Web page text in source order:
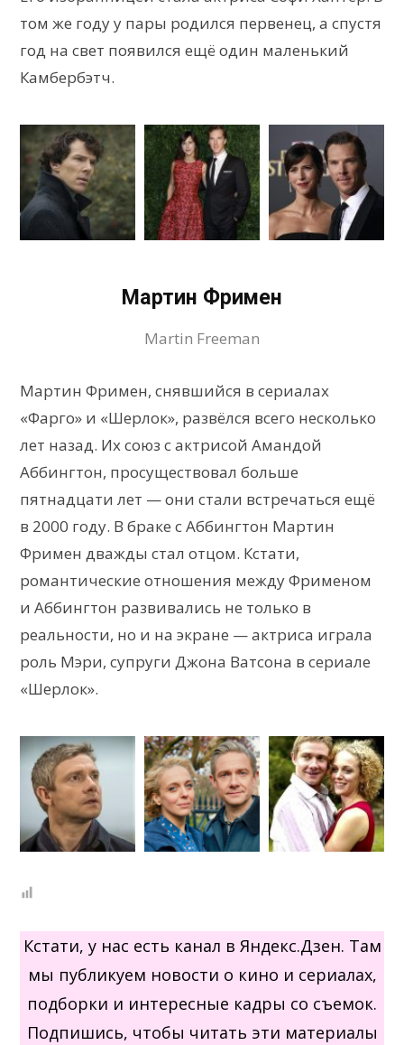
том же году у пары родился первенец, а спустя
год на свет появился ещё один маленький
Камбербэтч.
Мартин Фримен
Martin Freeman
Мартин Фримен, снявшийся в сериалах
«Фарго» и «Шерлок», развёлся всего несколько
лет назад. Их союз с актрисой Амандой
Аббингтон, просуществовал больше
пятнадцати лет — они стали встречаться ещё
в 2000 году. В браке с Аббингтон Мартин
Фримен дважды стал отцом. Кстати,
романтические отношения между Фрименом
и Аббингтон развивались не только в
реальности, но и на экране — актриса играла
роль Мэри, супруги Джона Ватсона в сериале
«Шерлок».
Кстати, у нас есть канал в Яндекс.Дзен. Там
мы публикуем новости о кино и сериалах,
подборки и интересные кадры со съемок.
Подпишись, чтобы читать эти материалы